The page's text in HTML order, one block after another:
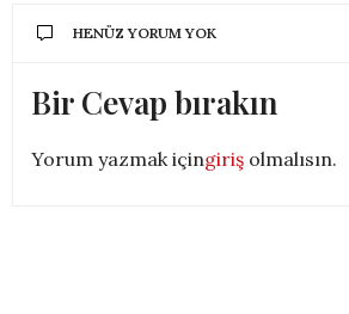
HENÜZ YORUM YOK
Bir Cevap bırakın
Yorum yazmak içingiriş olmalısın.